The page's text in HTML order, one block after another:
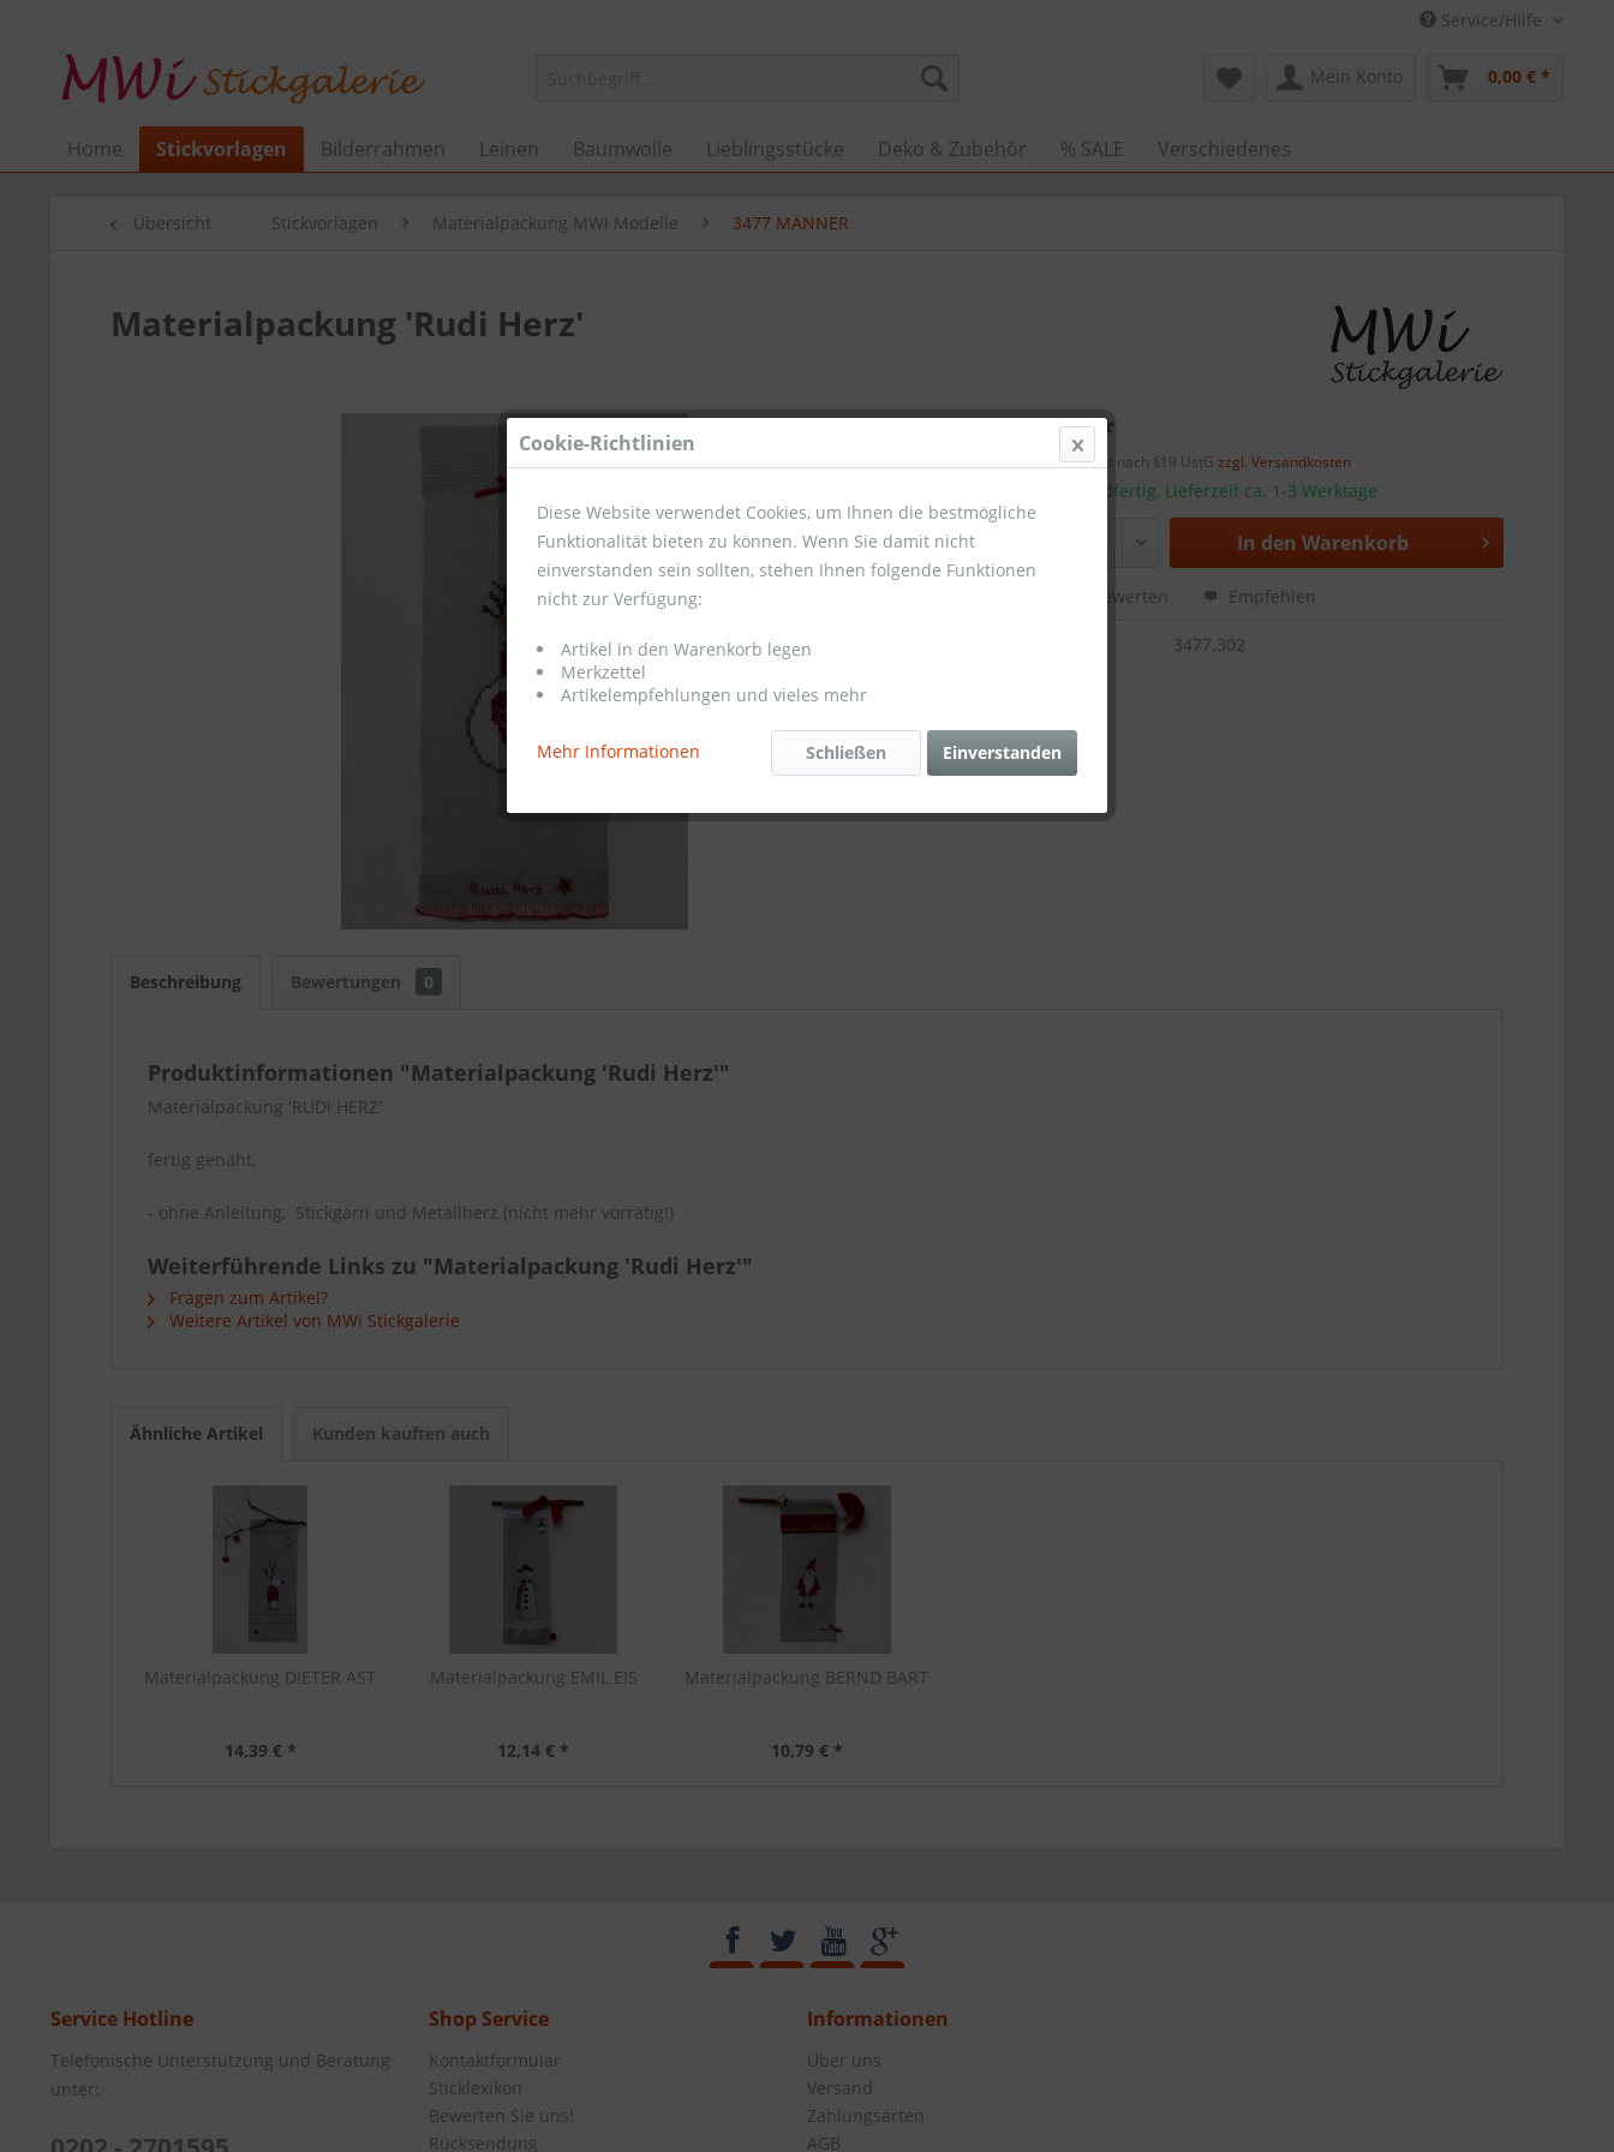
Service/Hilfe
Mein Konto 0,00 € *
Home Stickvorlagen Bilderrahmen Leinen Baumwolle Lieblingsstücke Deko & Zubehör % SALE Verschiedenes
Übersicht Stickvorlagen Materialpackung MWi Modelle 3477 MÄNNER
Materialpackung 'Rudi Herz'
10,79 € *
Umsatzsteuerbefreit nach §19 UstGzzgl. Versandkosten
Sofort versandfertig, Lieferzeit ca. 1-3 Werktage
In den Warenkorb
Bewerten Empfehlen
3477.302
Beschreibung Bewertungen 0
Produktinformationen "Materialpackung 'Rudi Herz'"
Materialpackung 'RUDI HERZ'
fertig genäht,
- ohne Anleitung, Stickgarn und Metallherz (nicht mehr vorrätig!)
Weiterführende Links zu "Materialpackung 'Rudi Herz'"
Fragen zum Artikel?
Weitere Artikel von MWi Stickgalerie
Ähnliche Artikel Kunden kauften auch
Materialpackung DIETER AST
14,39 € *
Materialpackung EMIL EIS
12,14 € *
Materialpackung BERND BART
10,79 € *
Service Hotline
Telefonische Unterstützung und Beratung
unter:
Shop Service
Kontaktformular
Sticklexikon
Bewerten Sie uns!
Rücksendung
Informationen
Über uns
Versand
Zahlungsarten
AGB
Cookie-Richtlinien
Diese Website verwendet Cookies, um Ihnen die bestmögliche
Funktionalität bieten zu können. Wenn Sie damit nicht
einverstanden sein sollten, stehen Ihnen folgende Funktionen
nicht zur Verfügung:
Artikel in den Warenkorb legen
Merkzettel
Artikelempfehlungen und vieles mehr
Mehr Informationen Einverstanden
Schließen